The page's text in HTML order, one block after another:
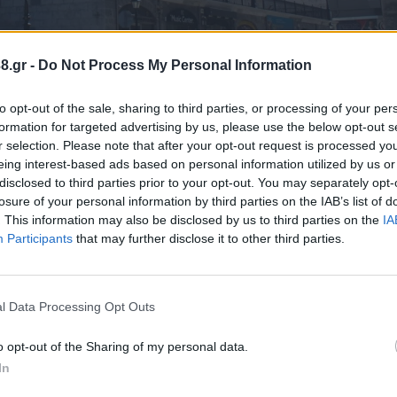
- Do Not Process My Personal Information
opt-out of the sale, sharing to third parties, or processing of your
for targeted advertising by us, please use the below opt-out
selection. Please note that after your opt-out request is processed
interest-based ads based on personal information utilized by us
to third parties prior to your opt-out. You may separately
of your personal information by third parties on the IAB’s list of
This information may also be disclosed by us to third parties on the
Participants that may further disclose it to other third parties.
Data Processing Opt Outs
opt-out of the Sharing of my personal data.
τα Θεοφάνεια στην Τρίπολη, σύμφωνα με την
νεφώσεις από την ανατολή έως και τη δύση
θερμοκρασίες, ήτοι από 1 μέχρι και 13
θα φτάσουν μετά βίας το 1 μποφόρ.